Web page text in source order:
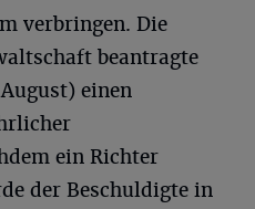
verbringen. Die
beantragte
einen
ein Richter
der Beschuldigte in